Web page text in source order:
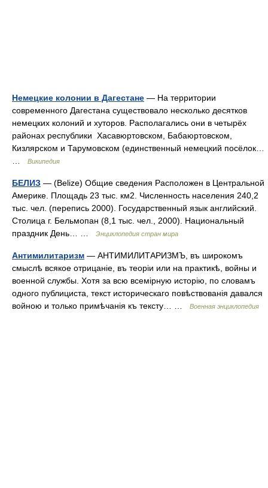
Немецкие колонии в Дагестане — На территории
современного Дагестана существовало несколько десятков
немецких колоний и хуторов. Располагались они в четырёх
районах республики Хасавюртовском, Бабаюртовском,
Кизлярском и Тарумовском (единственный немецкий посёлок…
Википедия
БЕЛИЗ — (Belize) Общие сведения Расположен в Центральной
Америке. Площадь 23 тыс. км2. Численность населения 240,2
тыс. чел. (перепись 2000). Государственный язык английский.
Столица г. Бельмопан (8,1 тыс. чел., 2000). Национальный
праздник День… …
Энциклопедия стран мира
Антимилитаризм — АНТИМИЛИТАРИЗМЪ, въ широкомъ
смыслѣ всякое отрицаніе, въ теоріи или на практикѣ, войны и
военной службы. Хотя за всю всемірную исторію, по словамъ
одного публициста, текст историческаго повѣствованія давался
войною и только примѣчанія къ тексту… …
Военная энциклопедия